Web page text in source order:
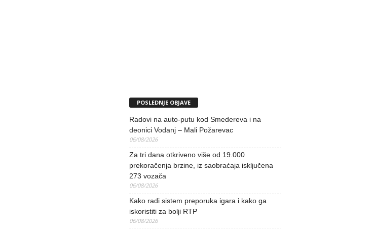
POSLEDNJE OBJAVE
Radovi na auto-putu kod Smedereva i na
deonici Vodanj – Mali Požarevac
06/08/2026
Za tri dana otkriveno više od 19.000
prekoračenja brzine, iz saobraćaja isključena
273 vozača
06/08/2026
Kako radi sistem preporuka igara i kako ga
iskoristiti za bolji RTP
06/08/2026